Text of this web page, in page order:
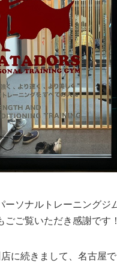
ーソナルトレーニングジ
ご覧いただき感謝です！
に続きまして、名古屋